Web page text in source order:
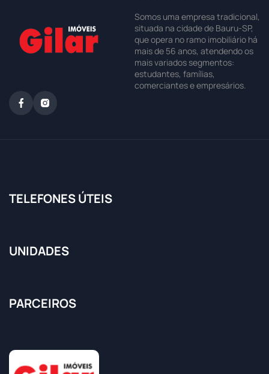
Somos uma empresa tradicional,
situada na cidade de Bauru-SP,
que opera no ramo imobiliário há
mais de 56 anos, atendendo os
mais variados segmentos:
estudantes, famílias,
comerciantes e empresários.
TELEFONES ÚTEIS
UNIDADES
PARCEIROS